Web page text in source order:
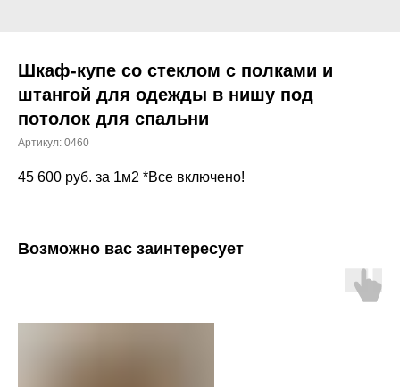
Шкаф-купе со стеклом с полками и
штангой для одежды в нишу под
потолок для спальни
Артикул: 0460
45 600 руб. за 1м2 *Все включено!
Возможно вас заинтересует